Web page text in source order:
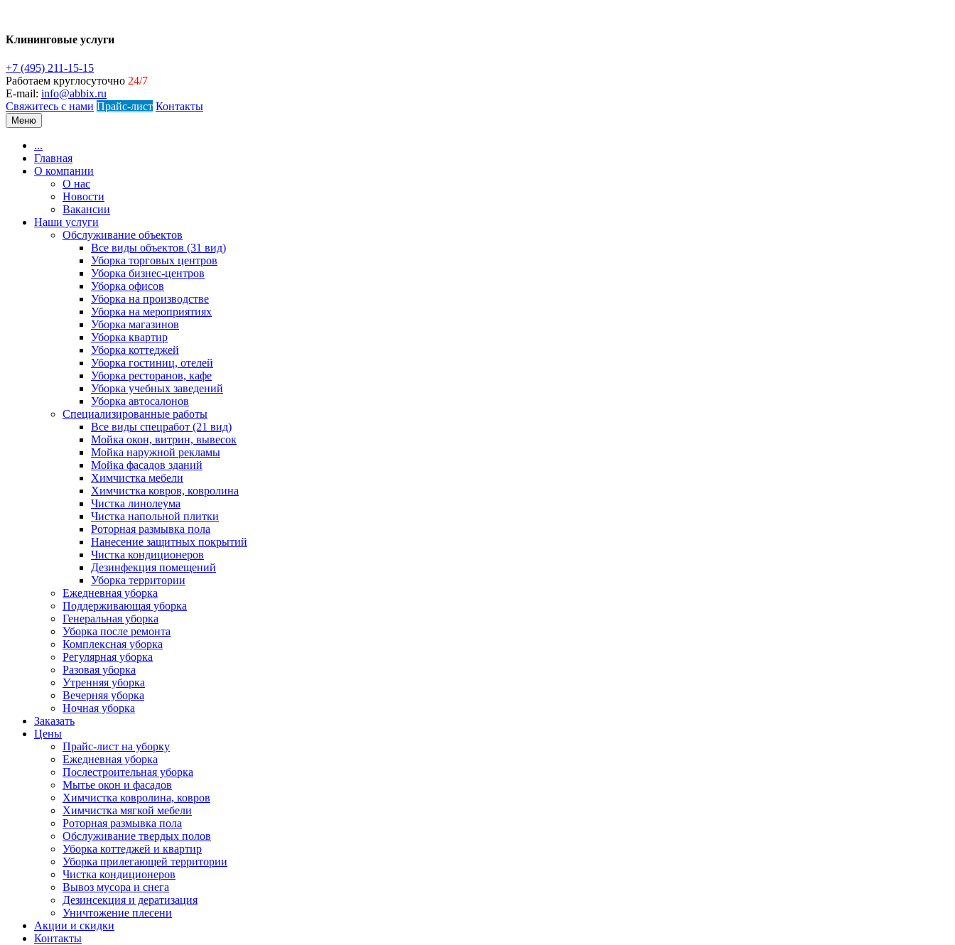
Клининговые услуги
+7 (495) 211-15-15
Работаем круглосуточно 24/7
E-mail: info@abbix.ru
Свяжитесь с нами Прайс-лист Контакты
Меню
...
Главная
О компании
О нас
Новости
Вакансии
Наши услуги
Обслуживание объектов
Все виды объектов (31 вид)
Уборка торговых центров
Уборка бизнес-центров
Уборка офисов
Уборка на производстве
Уборка на мероприятиях
Уборка магазинов
Уборка квартир
Уборка коттеджей
Уборка гостиниц, отелей
Уборка ресторанов, кафе
Уборка учебных заведений
Уборка автосалонов
Специализированные работы
Все виды спецработ (21 вид)
Мойка окон, витрин, вывесок
Мойка наружной рекламы
Мойка фасадов зданий
Химчистка мебели
Химчистка ковров, ковролина
Чистка линолеума
Чистка напольной плитки
Роторная размывка пола
Нанесение защитных покрытий
Чистка кондиционеров
Дезинфекция помещений
Уборка территории
Ежедневная уборка
Поддерживающая уборка
Генеральная уборка
Уборка после ремонта
Комплексная уборка
Регулярная уборка
Разовая уборка
Утренняя уборка
Вечерняя уборка
Ночная уборка
Заказать
Цены
Прайс-лист на уборку
Ежедневная уборка
Послестроительная уборка
Мытье окон и фасадов
Химчистка ковролина, ковров
Химчистка мягкой мебели
Роторная размывка пола
Обслуживание твердых полов
Уборка коттеджей и квартир
Уборка прилегающей территории
Чистка кондиционеров
Вывоз мусора и снега
Дезинсекция и дератизация
Уничтожение плесени
Акции и скидки
Контакты